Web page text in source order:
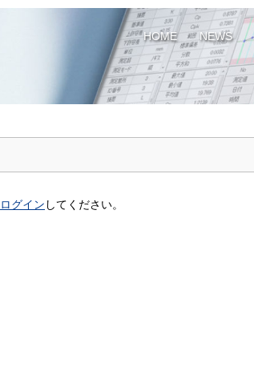
HOME NEWS
ログイン してください。